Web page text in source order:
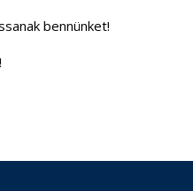
bennünket!